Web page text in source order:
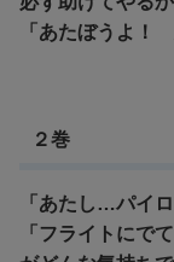
「あたぼうよ！
２巻
「あたし…パイ
「フライトにで